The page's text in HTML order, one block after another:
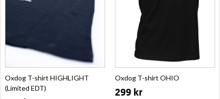
Oxdog T-shirt HIGHLIGHT
(Limited EDT)
Oxdog T-shirt OHIO
299 kr